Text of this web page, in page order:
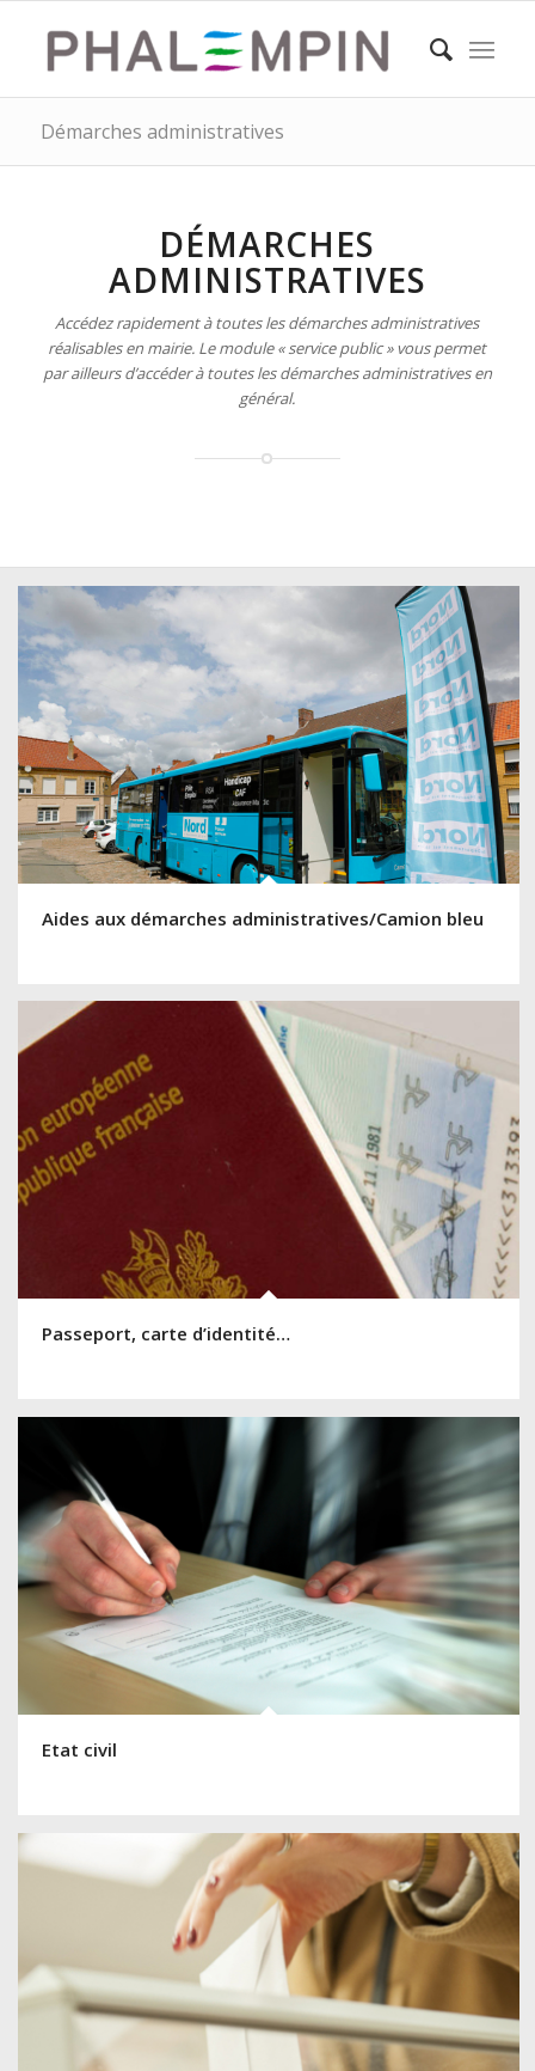
Démarches administratives
DÉMARCHES
ADMINISTRATIVES
Accédez rapidement à toutes les démarches administratives
réalisables en mairie. Le module « service public » vous permet
par ailleurs d’accéder à toutes les démarches administratives en
général.
Aides aux démarches administratives/Camion bleu
Passeport, carte d’identité…
Etat civil